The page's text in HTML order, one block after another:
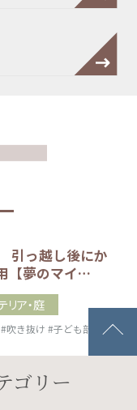
っ越し後にか
【夢のマイ…
リア・庭
#吹き抜け #子ども部屋
ゴリー